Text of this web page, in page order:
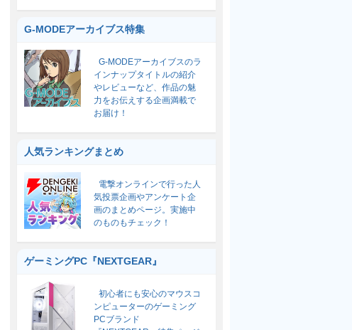
G-MODEアーカイブス特集
G-MODEアーカイブスのラ
インナップタイトルの紹介
やレビューなど、作品の魅
力をお伝えする企画満載で
お届け！
人気ランキングまとめ
電撃オンラインで行った人
気投票企画やアンケート企
画のまとめページ。実施中
のものもチェック！
ゲーミングPC『NEXTGEAR』
初心者にも安心のマウスコ
ンピューターのゲーミング
PCブランド